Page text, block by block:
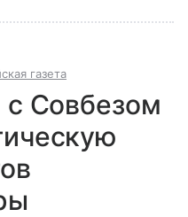
газета
с Совбезом